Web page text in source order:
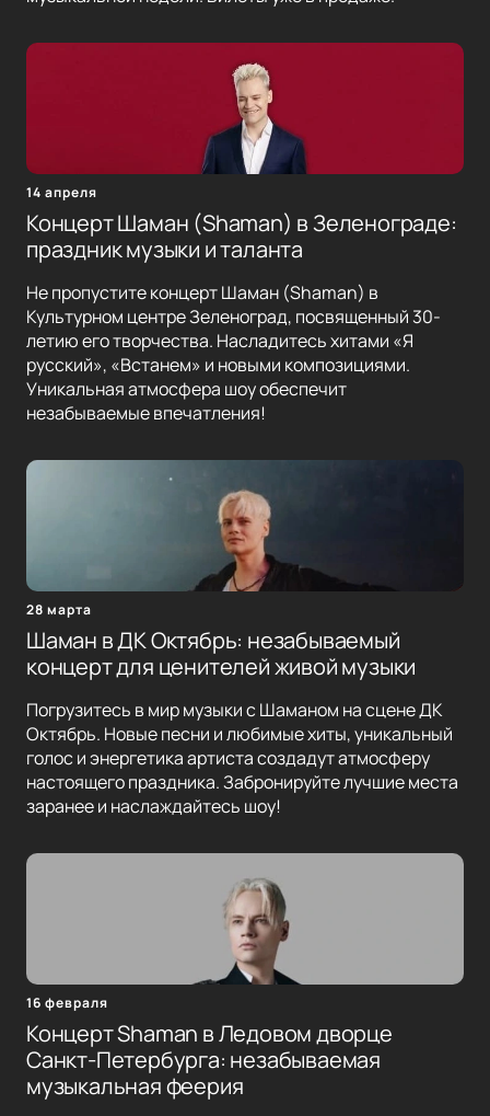
14 апреля
Концерт Шаман (Shaman) в Зеленограде:
праздник музыки и таланта
Не пропустите концерт Шаман (Shaman) в
Культурном центре Зеленоград, посвященный 30-
летию его творчества. Насладитесь хитами «Я
русский», «Встанем» и новыми композициями.
Уникальная атмосфера шоу обеспечит
незабываемые впечатления!
28 марта
Шаман в ДК Октябрь: незабываемый
концерт для ценителей живой музыки
Погрузитесь в мир музыки с Шаманом на сцене ДК
Октябрь. Новые песни и любимые хиты, уникальный
голос и энергетика артиста создадут атмосферу
настоящего праздника. Забронируйте лучшие места
заранее и наслаждайтесь шоу!
16 февраля
Концерт Shaman в Ледовом дворце
Санкт-Петербурга: незабываемая
музыкальная феерия